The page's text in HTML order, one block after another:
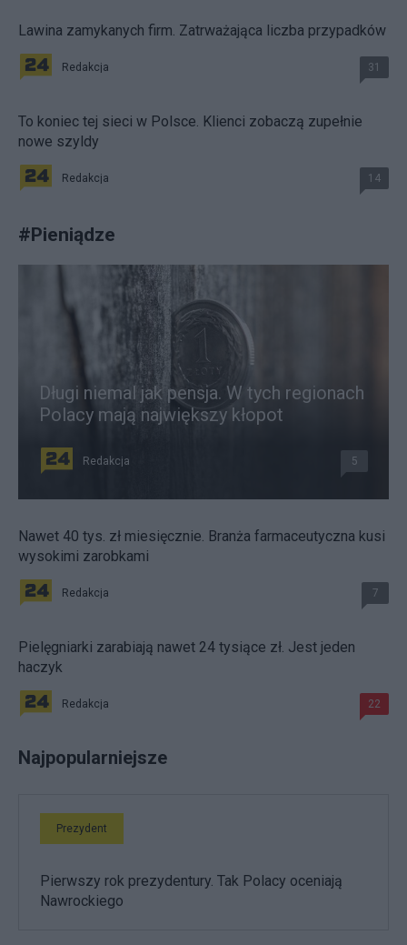
Lawina zamykanych firm. Zatrważająca liczba przypadków
Redakcja 31
To koniec tej sieci w Polsce. Klienci zobaczą zupełnie
nowe szyldy
Redakcja 14
#Pieniądze
Długi niemal jak pensja. W tych regionach
Polacy mają największy kłopot
Redakcja 5
Nawet 40 tys. zł miesięcznie. Branża farmaceutyczna kusi
wysokimi zarobkami
Redakcja 7
Pielęgniarki zarabiają nawet 24 tysiące zł. Jest jeden
haczyk
Redakcja 22
Najpopularniejsze
Prezydent
Pierwszy rok prezydentury. Tak Polacy oceniają
Nawrockiego